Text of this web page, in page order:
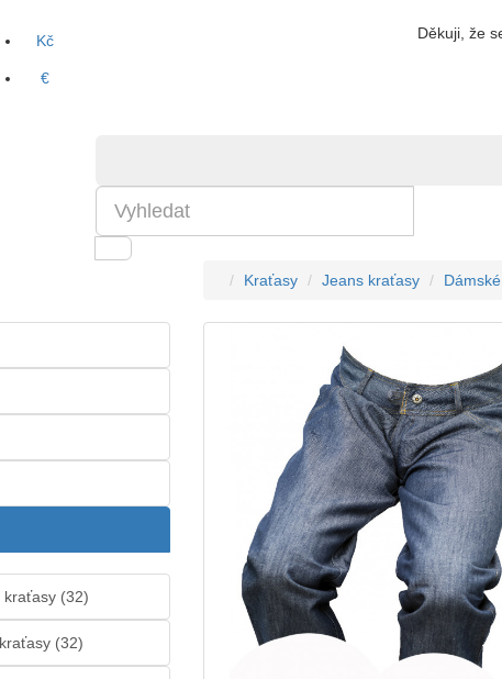
Kč
€
Děkuji, že
kraťasy (32)
(32)
Kraťasy Jeans kraťasy